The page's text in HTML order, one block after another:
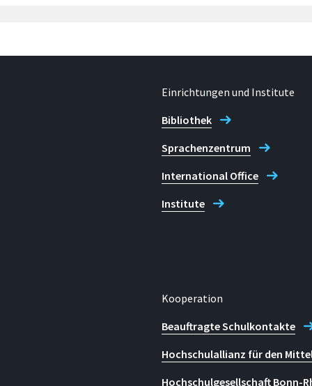
und
der Drähte
Materialien liegen und
ausgesetzt werden,
zu einem Komplettausfall
für die
in den RORO-
wie
Einrichtungen und Institute
Bibliothek
Sprachenzentrum
International Office
Institute
Kooperation
Beauftragte Schulkontakte
Hochschulallianz für den
Hochschulgesellschaft Bonn-